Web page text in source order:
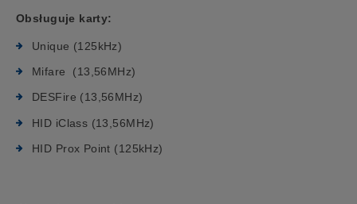
Obsługuje karty:
Unique (125kHz)
Mifare (13,56MHz)
DESFire (13,56MHz)
HID iClass (13,56MHz)
HID Prox Point (125kHz)